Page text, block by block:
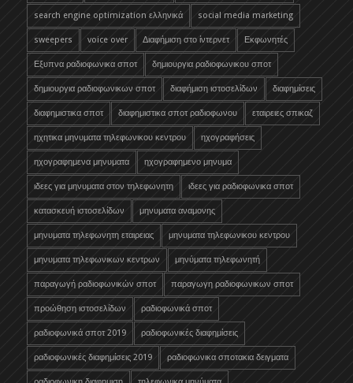
search engine optimization ελληνικά social media marketing
sweepers voice over Διαφήμιση στο ίντερνετ Εκφωνητές
Εξυπνα ραδιοφωνικα σποτ δημιουργια ραδιοφωνικου σποτ
δημιουργια ραδιοφωνικων σποτ διαφήμιση ιστοσελίδων διαφημίσεις
διαφημιστικα σποτ διαφημιστικα σποτ ραδιοφωνου εταιρειες σπικαζ
ηχητικα μηνυματα τηλεφωνικου κεντρου ηχογραφήσεις
ηχογραφημενα μηνυματα ηχογραφημενο μηνυμα
ιδεες για μηνυματα στον τηλεφωνητη ιδεες για ραδιοφωνικα σποτ
κατασκευή ιστοσελίδων μηνυματα αναμονης
μηνυματα τηλεφωνητη εταιρειας μηνυματα τηλεφωνικου κεντρου
μηνυματα τηλεφωνικων κεντρων μηνύματα τηλεφωνητή
παραγωγή ραδιοφωνικών σποτ παραγωγη ραδιοφωνικων σποτ
προώθηση ιστοσελίδων ραδιοφωνικά σποτ
ραδιοφωνικά σποτ 2019 ραδιοφωνικές διαφημίσεις
ραδιοφωνικές διαφημίσεις 2019 ραδιοφωνικα σποτακια δειγματα